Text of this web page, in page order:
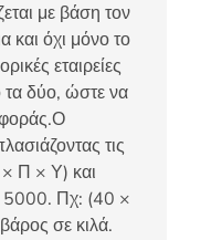
με βάση τον
και όχι μόνο το
εταιρείες
δύο, ώστε να
τις
× Π × Υ) και
5000. Πχ: (40 ×
σε κιλά.